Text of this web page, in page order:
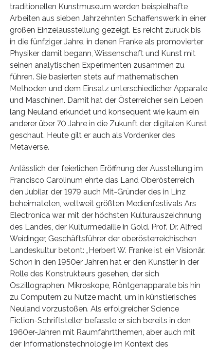
traditionellen Kunstmuseum werden beispielhafte
Arbeiten aus sieben Jahrzehnten Schaffenswerk in einer
großen Einzelausstellung gezeigt. Es reicht zurück bis
in die fünfziger Jahre, in denen Franke als promovierter
Physiker damit begann, Wissenschaft und Kunst mit
seinen analytischen Experimenten zusammen zu
führen. Sie basierten stets auf mathematischen
Methoden und dem Einsatz unterschiedlicher Apparate
und Maschinen. Damit hat der Österreicher sein Leben
lang Neuland erkundet und konsequent wie kaum ein
anderer über 70 Jahre in die Zukunft der digitalen Kunst
geschaut. Heute gilt er auch als Vordenker des
Metaverse.
Anlässlich der feierlichen Eröffnung der Ausstellung im
Francisco Carolinum ehrte das Land Oberösterreich
den Jubilar, der 1979 auch Mit-Gründer des in Linz
beheimateten, weltweit größten Medienfestivals Ars
Electronica war, mit der höchsten Kulturauszeichnung
des Landes, der Kulturmedaille in Gold. Prof. Dr. Alfred
Weidinger, Geschäftsführer der oberösterreichischen
Landeskultur betont: „Herbert W. Franke ist ein Visionär.
Schon in den 1950er Jahren hat er den Künstler in der
Rolle des Konstrukteurs gesehen, der sich
Oszillographen, Mikroskope, Röntgenapparate bis hin
zu Computern zu Nutze macht, um in künstlerisches
Neuland vorzustoßen. Als erfolgreicher Science
Fiction-Schriftsteller befasste er sich bereits in den
1960er-Jahren mit Raumfahrtthemen, aber auch mit
der Informationstechnologie im Kontext des